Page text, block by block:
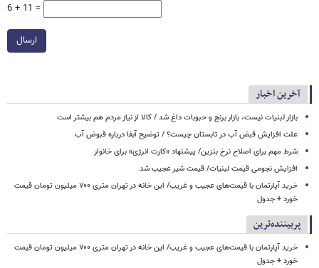
6 + 11 =
ارسال
آخرین اخبار
بازار لبنیات نیست، بازار برنج و حبوبات داغ شد / کالا از نیاز مردم هم بیشتر است
علت افزایش قبض آب در تابستان چیست؟ / توضیح آبفا درباره قبوض آب
شرط مهم برای اصلاح نرخ بنزین/ پیشنهاد «کارت انرژی» برای خانوار
افزایش نجومی قیمت لبنیات/ قیمت شیر عجیب شد
خرید آپارتمان با قیمت‌های عجیب و غریب/ این خانه در تهران متری ۷۰۰ میلیون تومان قیمت
خورد + جدول
پربیننده‌ترین
خرید آپارتمان با قیمت‌های عجیب و غریب/ این خانه در تهران متری ۷۰۰ میلیون تومان قیمت
خورد + جدول